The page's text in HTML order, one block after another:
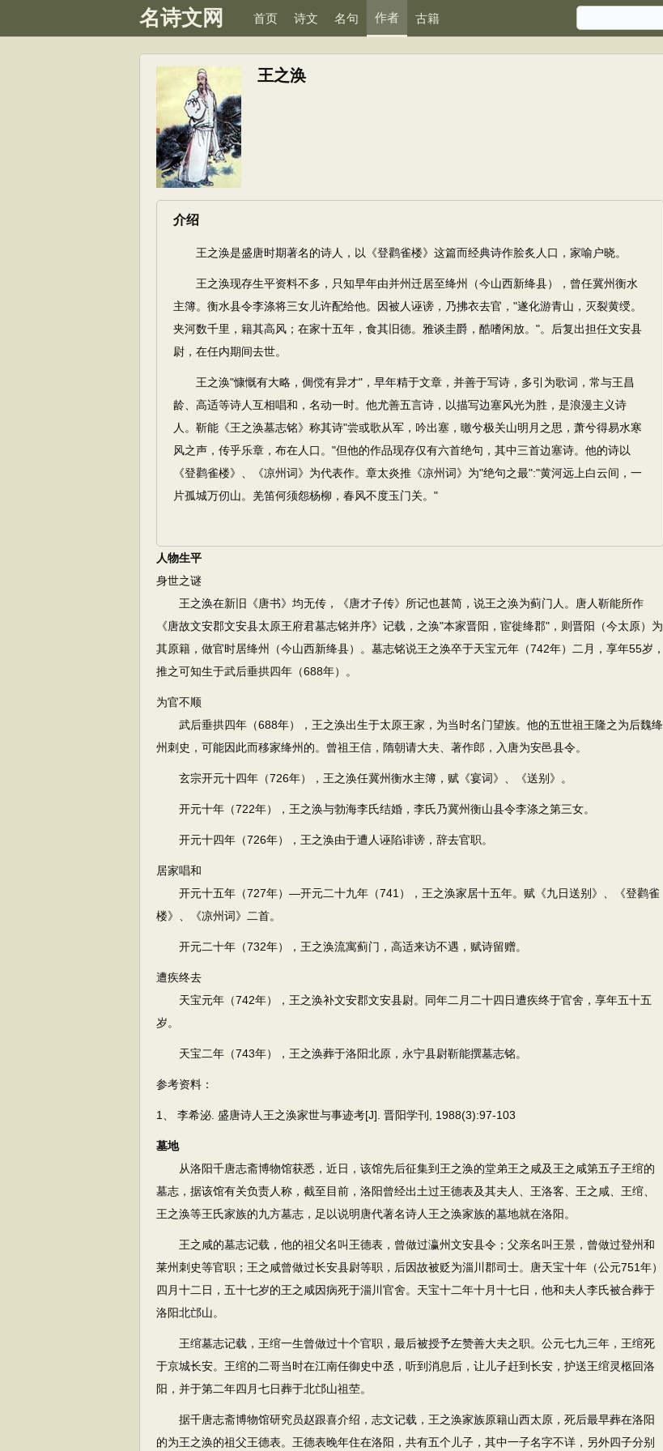
名诗文网 首页 诗文 名句 作者 古籍
王之涣
介绍
王之涣是盛唐时期著名的诗人，以《登鹳雀楼》这篇而经典诗作脍炙人口，家喻户晓。
王之涣现存生平资料不多，只知早年由并州迁居至绛州（今山西新绛县），曾任冀州衡水
主簿。衡水县令李涤将三女儿许配给他。因被人诬谤，乃拂衣去官，"遂化游青山，灭裂黄绶。
夹河数千里，籍其高风；在家十五年，食其旧德。雅谈圭爵，酷嗜闲放。"。后复出担任文安县
尉，在任内期间去世。
王之涣"慷慨有大略，倜傥有异才"，早年精于文章，并善于写诗，多引为歌词，常与王昌
龄、高适等诗人互相唱和，名动一时。他尤善五言诗，以描写边塞风光为胜，是浪漫主义诗
人。靳能《王之涣墓志铭》称其诗"尝或歌从军，吟出塞，曒兮极关山明月之思，萧兮得易水寒
风之声，传乎乐章，布在人口。"但他的作品现存仅有六首绝句，其中三首边塞诗。他的诗以
《登鹳雀楼》、《凉州词》为代表作。章太炎推《凉州词》为"绝句之最":"黄河远上白云间，一
片孤城万仞山。羌笛何须怨杨柳，春风不度玉门关。"
人物生平
身世之谜
王之涣在新旧《唐书》均无传，《唐才子传》所记也甚简，说王之涣为蓟门人。唐人靳能所作
《唐故文安郡文安县太原王府君墓志铭并序》记载，之涣"本家晋阳，宦徙绛郡"，则晋阳（今太原）为
其原籍，做官时居绛州（今山西新绛县）。墓志铭说王之涣卒于天宝元年（742年）二月，享年55岁，
推之可知生于武后垂拱四年（688年）。
为官不顺
武后垂拱四年（688年），王之涣出生于太原王家，为当时名门望族。他的五世祖王隆之为后魏绛
州刺史，可能因此而移家绛州的。曾祖王信，隋朝请大夫、著作郎，入唐为安邑县令。
玄宗开元十四年（726年），王之涣任冀州衡水主簿，赋《宴词》、《送别》。
开元十年（722年），王之涣与勃海李氏结婚，李氏乃冀州衡山县令李涤之第三女。
开元十四年（726年），王之涣由于遭人诬陷诽谤，辞去官职。
居家唱和
开元十五年（727年）—开元二十九年（741），王之涣家居十五年。赋《九日送别》、《登鹳雀
楼》、《凉州词》二首。
开元二十年（732年），王之涣流寓蓟门，高适来访不遇，赋诗留赠。
遭疾终去
天宝元年（742年），王之涣补文安郡文安县尉。同年二月二十四日遭疾终于官舍，享年五十五
岁。
天宝二年（743年），王之涣葬于洛阳北原，永宁县尉靳能撰墓志铭。
参考资料：
1、 李希泌. 盛唐诗人王之涣家世与事迹考[J]. 晋阳学刊, 1988(3):97-103
墓地
从洛阳千唐志斋博物馆获悉，近日，该馆先后征集到王之涣的堂弟王之咸及王之咸第五子王绾的
墓志，据该馆有关负责人称，截至目前，洛阳曾经出土过王德表及其夫人、王洛客、王之咸、王绾、
王之涣等王氏家族的九方墓志，足以说明唐代著名诗人王之涣家族的墓地就在洛阳。
王之咸的墓志记载，他的祖父名叫王德表，曾做过瀛州文安县令；父亲名叫王景，曾做过登州和
莱州刺史等官职；王之咸曾做过长安县尉等职，后因故被贬为淄川郡司士。唐天宝十年（公元751年）
四月十二日，五十七岁的王之咸因病死于淄川官舍。天宝十二年十月十七日，他和夫人李氏被合葬于
洛阳北邙山。
王绾墓志记载，王绾一生曾做过十个官职，最后被授予左赞善大夫之职。公元七九三年，王绾死
于京城长安。王绾的二哥当时在江南任御史中丞，听到消息后，让儿子赶到长安，护送王绾灵柩回洛
阳，并于第二年四月七日葬于北邙山祖茔。
据千唐志斋博物馆研究员赵跟喜介绍，志文记载，王之涣家族原籍山西太原，死后最早葬在洛阳
的为王之涣的祖父王德表。王德表晚年住在洛阳，共有五个儿子，其中一子名字不详，另外四子分别